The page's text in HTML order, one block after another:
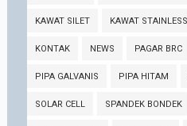
KAWAT SILET KAWAT STAINLESS
KONTAK NEWS PAGAR BRC
PIPA GALVANIS PIPA HITAM
SOLAR CELL SPANDEK BONDEK